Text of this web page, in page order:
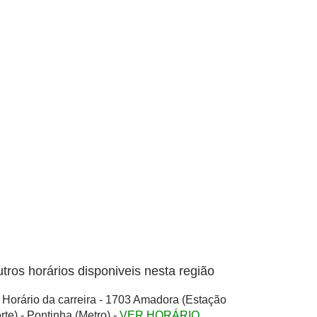
horários disponiveis nesta região
Horário da carreira - 1703 Amadora (Estação